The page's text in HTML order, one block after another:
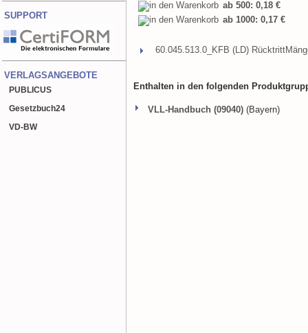
SUPPORT
VERLAGSANGEBOTE
PUBLICUS
Gesetzbuch24
VD-BW
ab 500: 0,18 €
ab 1000: 0,17 €
60.045.513.0_KFB (LD)
Enthalten in den folgenden
VLL-Handbuch (09040) (Bayern)